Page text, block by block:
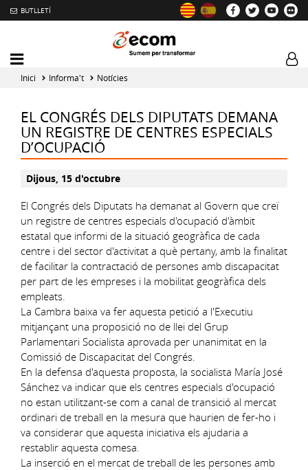
BUTLLETÍ
Mobile
menu
toggler
Inici Informa't Notícies
EL CONGRÉS DELS DIPUTATS DEMANA
UN REGISTRE DE CENTRES ESPECIALS
D’OCUPACIÓ
Dijous, 15 d'octubre
El Congrés dels Diputats ha demanat al Govern que creï
un registre de centres especials d'ocupació d'àmbit
estatal que informi de la situació geogràfica de cada
centre i del sector d'activitat a què pertany, amb la finalitat
de facilitar la contractació de persones amb discapacitat
per part de les empreses i la mobilitat geogràfica dels
empleats.
La Cambra baixa va fer aquesta petició a l'Executiu
mitjançant una proposició no de llei del Grup
Parlamentari Socialista aprovada per unanimitat en la
Comissió de Discapacitat del Congrés.
En la defensa d'aquesta proposta, la socialista María José
Sánchez va indicar que els centres especials d'ocupació
no estan utilitzant-se com a canal de transició al mercat
ordinari de treball en la mesura que haurien de fer-ho i
va considerar que aquesta iniciativa els ajudaria a
restablir aquesta comesa.
La inserció en el mercat de treball de les persones amb